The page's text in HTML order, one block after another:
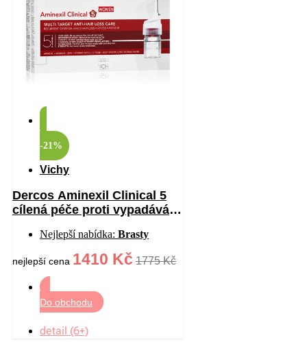
-21%
Vichy
Dercos Aminexil Clinical 5
cílená péče proti vypadávání
Nejlepší nabídka: Brasty
nejlepší cena 1410 Kč 1775 Kč
Do obchodu
detail (6+)